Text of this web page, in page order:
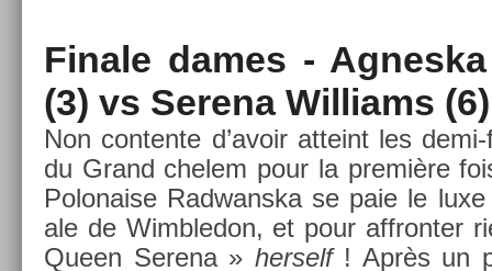
Fin­ale dames -
(3) vs Serena Wil­liams (6)
Non con­ten­te d’avoir at­teint les
du Grand chelem pour la première
Polona­ise Rad­wanska se paie le
ale de Wimbledon, et pour affront­er
Queen Serena » her­self ! Après un